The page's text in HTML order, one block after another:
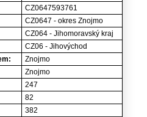
CZ0647593761
CZ0647 - okres Znojmo
CZ064 - Jihomoravský kraj
CZ06 - Jihovýchod
Znojmo
Znojmo
247
82
382